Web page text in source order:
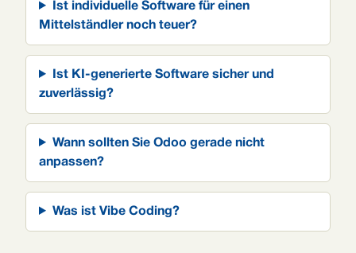
Ist individuelle Software für einen
Mittelständler noch teuer?
Ist KI-generierte Software sicher und
zuverlässig?
Wann sollten Sie Odoo gerade nicht
anpassen?
Was ist Vibe Coding?